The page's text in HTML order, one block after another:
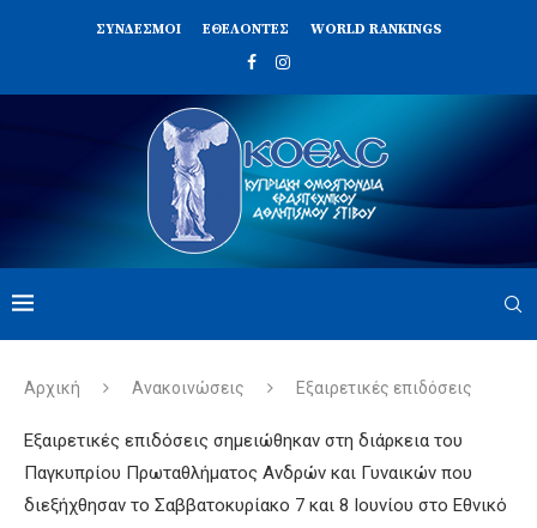
ΣΥΝΔΈΣΜΟΙ ΕΘΕΛΟΝΤΈΣ WORLD RANKINGS
Αρχική Ανακοινώσεις Εξαιρετικές επιδόσεις
Εξαιρετικές επιδόσεις σημειώθηκαν στη διάρκεια του
Παγκυπρίου Πρωταθλήματος Ανδρών και Γυναικών που
διεξήχθησαν το Σαββατοκυρίακο 7 και 8 Ιουνίου στο Εθνικό